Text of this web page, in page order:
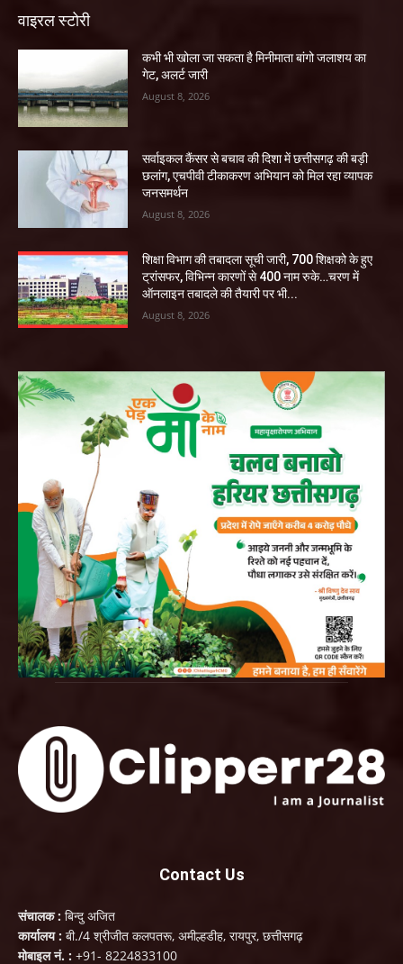
वाइरल स्टोरी
कभी भी खोला जा सकता है मिनीमाता बांगो जलाशय का
गेट, अलर्ट जारी
August 8, 2026
सर्वाइकल कैंसर से बचाव की दिशा में छत्तीसगढ़ की बड़ी
छलांग, एचपीवी टीकाकरण अभियान को मिल रहा व्यापक
जनसमर्थन
August 8, 2026
शिक्षा विभाग की तबादला सूची जारी, 700 शिक्षको के हुए
ट्रांसफर, विभिन्न कारणों से 400 नाम रुके…चरण में
ऑनलाइन तबादले की तैयारी पर भी...
August 8, 2026
Contact Us
संचालक : बिन्दु अजित
कार्यालय : बी./4 श्रीजीत कलपतरू, अमील्हडीह, रायपुर, छत्तीसगढ़
मोबाइल नं. : +91- 8224833100